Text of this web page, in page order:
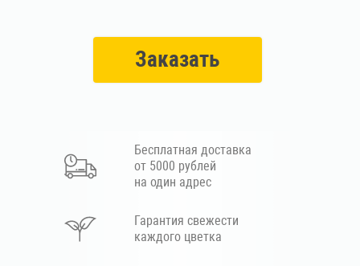
Заказать
Бесплатная доставка
от 5000 рублей
на один адрес
Гарантия свежести
каждого цветка